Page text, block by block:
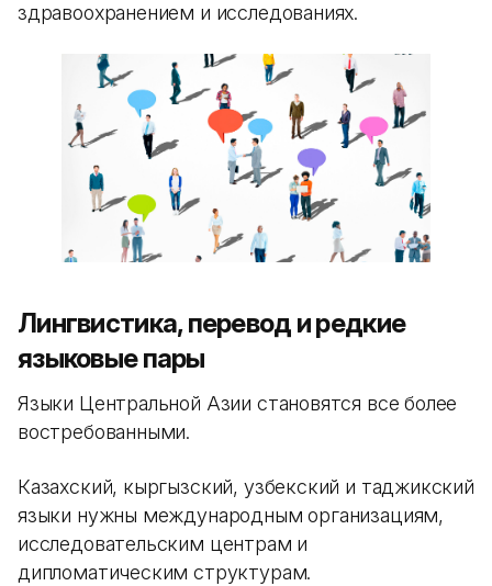
здравоохранением и исследованиях.
Лингвистика, перевод и редкие
языковые пары
Языки Центральной Азии становятся все более
востребованными.
Казахский, кыргызский, узбекский и таджикский
языки нужны международным организациям,
исследовательским центрам и
дипломатическим структурам.